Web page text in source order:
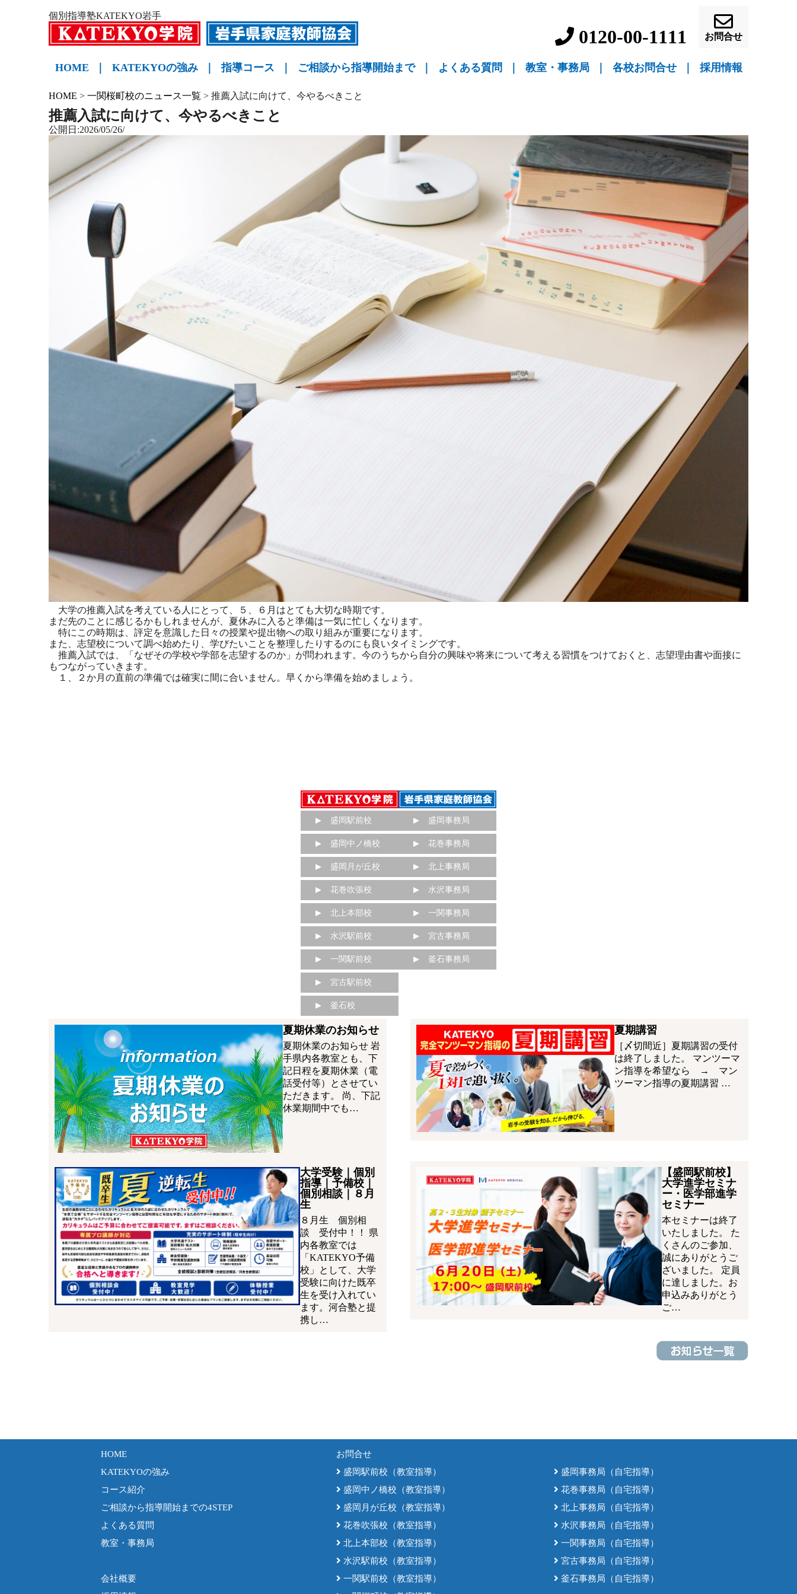
個別指導塾KATEKYO岩手
0120-00-1111 お問合せ
HOME KATEKYOの強み 指導コース
小学生指導
中学生指導
高校生指導
KATEKYO予備校
ご相談から指導開始まで よくある質問 教室・事務局
各校お問合せ
採用情報
HOME > 一関桜町校のニュース一覧 > 推薦入試に向けて、今やるべきこと
推薦入試に向けて、今やるべきこと
公開日:2026/05/26/
大学の推薦入試を考えている人にとって、５、６月はとても大切な時期です。
まだ先のことに感じるかもしれませんが、夏休みに入ると準備は一気に忙しくなります。
特にこの時期は、評定を意識した日々の授業や提出物への取り組みが重要になります。
また、志望校について調べ始めたり、学びたいことを整理したりするのにも良いタイミングです。
推薦入試では、「なぜその学校や学部を志望するのか」が問われます。今のうちから自分の興味や将来について考える習慣をつけておくと、志望理由書や面接に
もつながっていきます。
１、２か月の直前の準備では確実に間に合いません。早くから準備を始めましょう。
盛岡駅前校
盛岡中ノ橋校
盛岡月が丘校
花巻吹張校
北上本部校
水沢駅前校
一関駅前校
宮古駅前校
釜石校
盛岡事務局
花巻事務局
北上事務局
水沢事務局
一関事務局
宮古事務局
釜石事務局
夏期休業のお知らせ
夏期休業のお知らせ 岩
手県内各教室とも、下
記日程を夏期休業（電
話受付等）とさせてい
ただきます。 尚、下記
休業期間中でも…
夏期講習
［〆切間近］夏期講習の受付
は終了しました。 マンツーマ
ン指導を希望なら → マン
ツーマン指導の夏期講習 …
大学受験｜個別
指導｜予備校｜
個別相談｜８月
生
８月生 個別相
談 受付中！！ 県
内各教室では
「KATEKYO予備
校」として、大学
受験に向けた既卒
生を受け入れてい
ます。河合塾と提
携し…
【盛岡駅前校】
大学進学セミナ
ー・医学部進学
セミナー
本セミナーは終了
いたしました。 た
くさんのご参加、
誠にありがとうご
ざいました。 定員
に達しました。お
申込みありがとう
ご…
HOME
KATEKYOの強み
コース紹介
ご相談から指導開始までの4STEP
よくある質問
教室・事務局
会社概要
お問合せ
盛岡駅前校（教室指導）
盛岡中ノ橋校（教室指導）
盛岡月が丘校（教室指導）
花巻吹張校（教室指導）
北上本部校（教室指導）
水沢駅前校（教室指導）
一関駅前校（教室指導）
盛岡事務局（自宅指導）
花巻事務局（自宅指導）
北上事務局（自宅指導）
水沢事務局（自宅指導）
一関事務局（自宅指導）
宮古事務局（自宅指導）
釜石事務局（自宅指導）